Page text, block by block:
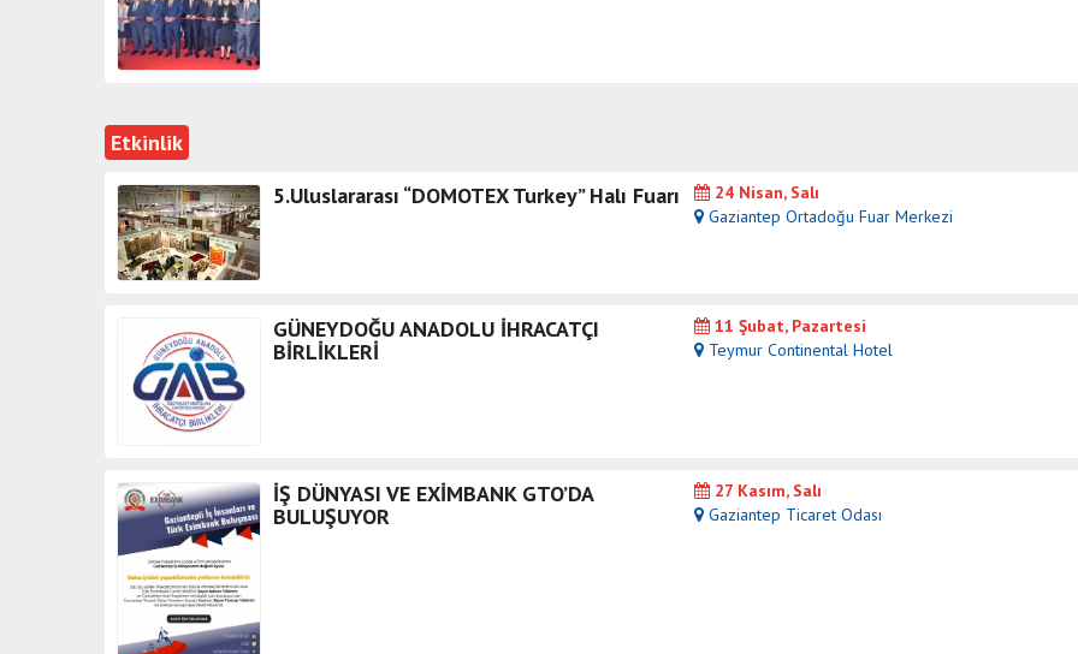
Etkinlik
5.Uluslararası “DOMOTEX Turkey” Halı Fuarı
24 Nisan, Salı
Gaziantep Ortadoğu Fuar Merkezi
GÜNEYDOĞU ANADOLU İHRACATÇI
BİRLİKLERİ
11 Şubat, Pazartesi
Teymur Continental Hotel
İŞ DÜNYASI VE EXİMBANK GTO’DA
BULUŞUYOR
27 Kasım, Salı
Gaziantep Ticaret Odası